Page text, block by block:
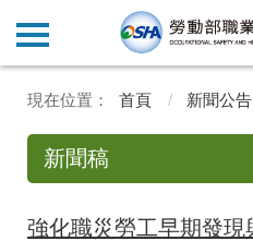
首頁 新聞公告
新聞稿